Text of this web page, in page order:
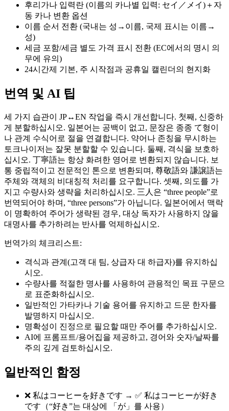
후리가나 입력란 (이름의 카나별 입력: セイ／メイ)＋자
동 카나 변환 옵션
이름 순서 전환 (국내는 성→이름, 국제 표시는 이름→
성)
세금 포함/세금 별도 가격 표시 전환 (EC에서의 명시 의
무에 유의)
24시간제 기본, 주 시작점과 공휴일 캘린더의 현지화
번역 및 AI 팁
세 가지 습관이 JP↔EN 작업을 즉시 개선합니다. 첫째, 신중하
게 분할하십시오. 일본어는 공백이 없고, 문장은 종종 て형이
나 관계 수식어로 절을 연결합니다. 약어나 존칭을 무시하는
토크나이저는 잘못 분할할 수 있습니다. 둘째, 격식을 보호하
십시오. 丁寧語는 항상 화려한 영어로 변환되지 않습니다. 보
통 중립적이고 전문적인 톤으로 변환되며, 尊敬語와 謙譲語는
주체와 객체의 비대칭적 처리를 요구합니다. 셋째, 의도를 가
지고 수량사와 생략을 처리하십시오. 三人은 “three people”로
번역되어야 하며, “three persons”가 아닙니다. 일본어에서 맥락
이 명확하여 주어가 생략된 경우, 대상 독자가 사용하지 않을
대명사를 추가하려는 반사를 억제하십시오.
번역가의 체크리스트:
격식과 관계(고객 대 팀, 상급자 대 하급자)를 유지하십
시오.
수량사를 적절한 명사를 사용하여 관용적인 목표 구문으
로 표준화하십시오.
일반적인 가타카나 기술 용어를 유지하고 드문 한자를
발명하지 마십시오.
명확성이 진정으로 필요할 때만 주어를 추가하십시오.
AI에 프롬프트/용어집을 제공하고, 경어와 숫자/날짜를
주의 깊게 검토하십시오.
일반적인 함정
❌ 私はコーヒーを好きです → ✅ 私はコーヒーが好き
です（“好き”는 대상에 「が」를 사용）